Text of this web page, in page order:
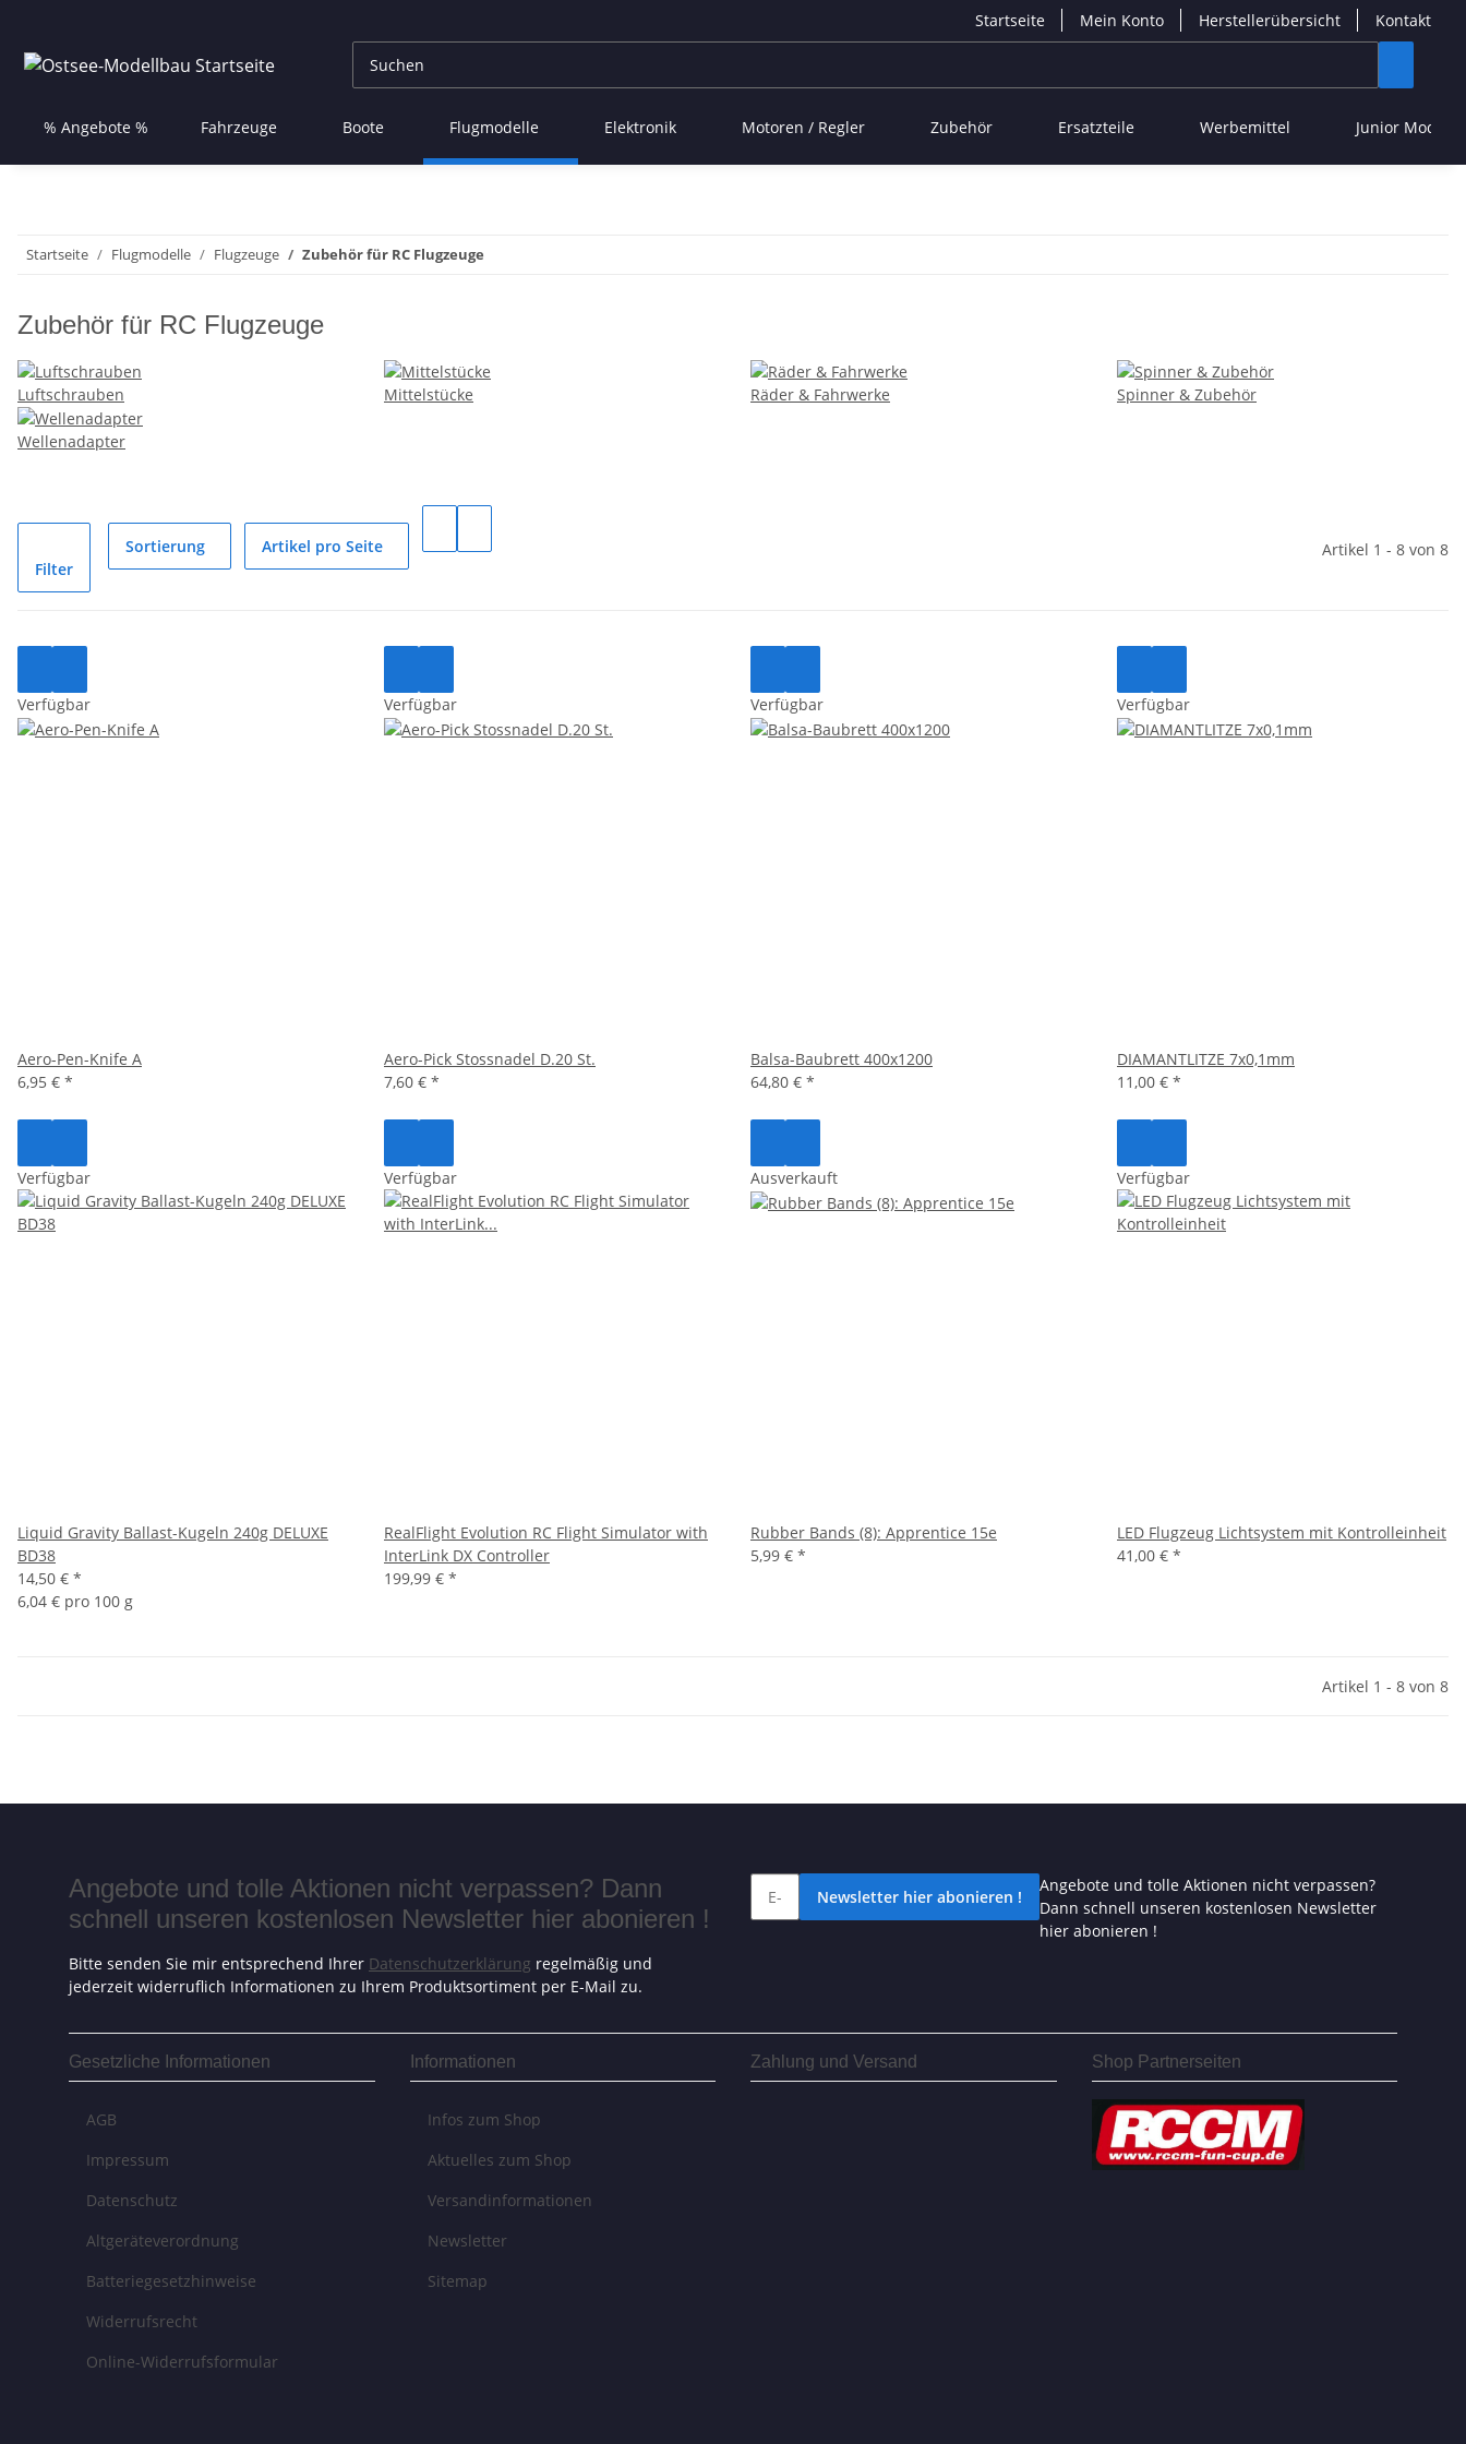
Startseite Mein Konto Herstellerübersicht Kontakt
% Angebote % Fahrzeuge Boote Flugmodelle Elektronik Motoren / Regler Zubehör Ersatzteile Werbemittel Junior
Startseite Flugmodelle Flugzeuge Zubehör für RC Flugzeuge
Zubehör für RC Flugzeuge
Luftschrauben Mittelstücke Räder & Fahrwerke Spinner & Zubehör
Wellenadapter
Filter
Sortierung Artikel pro Seite Artikel 1 - 8 von 8
Verfügbar
Aero-Pen-Knife A
6,95 € *
Verfügbar
Aero-Pick Stossnadel D.20 St.
7,60 € *
Verfügbar
Balsa-Baubrett 400x1200
64,80 € *
Verfügbar
DIAMANTLITZE 7x0,1mm
11,00 € *
Verfügbar
Liquid Gravity Ballast-Kugeln 240g DELUXE
BD38
14,50 € *
6,04 € pro 100 g
Verfügbar
RealFlight Evolution RC Flight Simulator with
InterLink DX Controller
199,99 € *
Ausverkauft
Rubber Bands (8): Apprentice 15e
5,99 € *
Verfügbar
LED Flugzeug Lichtsystem mit Kontrolleinheit
41,00 € *
Artikel 1 - 8 von 8
Angebote und tolle Aktionen nicht verpassen? Dann
schnell unseren kostenlosen Newsletter hier abonieren !
Bitte senden Sie mir entsprechend Ihrer Datenschutzerklärung regelmäßig und
jederzeit widerruflich Informationen zu Ihrem Produktsortiment per E-Mail zu.
Newsletter hier abonieren !
Angebote und tolle Aktionen nicht verpassen?
Dann schnell unseren kostenlosen Newsletter
hier abonieren !
Gesetzliche Informationen
AGB
Impressum
Datenschutz
Altgeräteverordnung
Batteriegesetzhinweise
Widerrufsrecht
Online-Widerrufsformular
Informationen
Infos zum Shop
Aktuelles zum Shop
Versandinformationen
Newsletter
Sitemap
Zahlung und Versand Shop Partnerseiten